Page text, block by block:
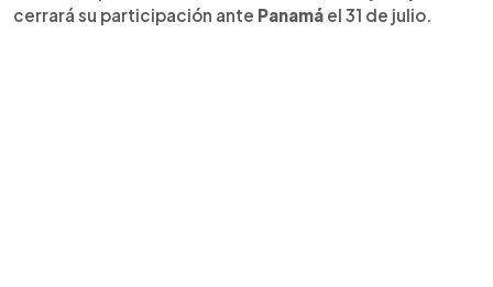
cerrará su participación ante Panamá el 31 de julio.